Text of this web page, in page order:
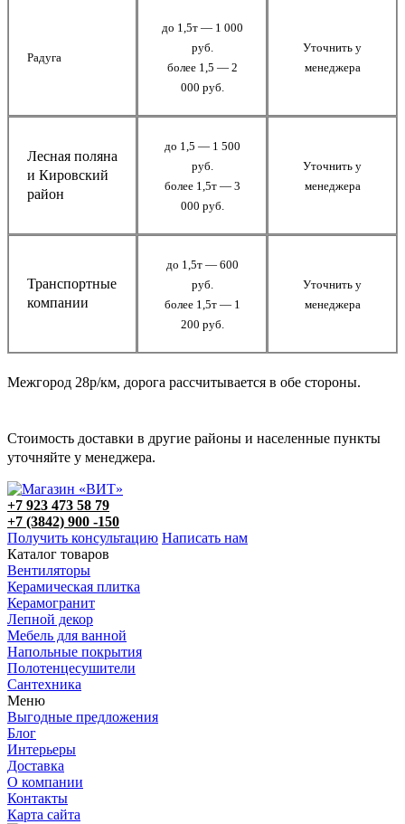
Радуга
до 1,5т — 1 000
руб.
более 1,5 — 2
000 руб.
Уточнить у
менеджера
Лесная поляна
и Кировский
район
до 1,5 — 1 500
руб.
более 1,5т — 3
000 руб.
Уточнить у
менеджера
Транспортные
компании
до 1,5т — 600
руб.
более 1,5т — 1
200 руб.
Уточнить у
менеджера
Межгород 28р/км, дорога рассчитывается в обе стороны.
Стоимость доставки в другие районы и населенные пункты
уточняйте у менеджера.
+7 923 473 58 79
+7 (3842) 900 -150
Получить консультацию Написать нам
Каталог товаров
Вентиляторы
Керамическая плитка
Керамогранит
Лепной декор
Мебель для ванной
Напольные покрытия
Полотенцесушители
Сантехника
Меню
Выгодные предложения
Блог
Интерьеры
Доставка
О компании
Контакты
Карта сайта